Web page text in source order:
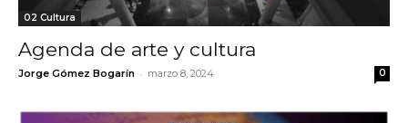
02 Cultura
Agenda de arte y cultura
Jorge Gómez Bogarín - marzo 8, 2024 0